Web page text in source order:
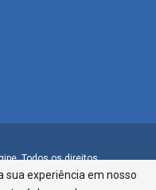
Todos os direitos
sua experiência em nosso